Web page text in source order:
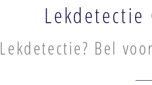
Lekdetectie
Lekdetectie? Bel